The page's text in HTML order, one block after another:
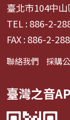
臺北市104中
TEL : 886-2-
FAX : 886-2-
聯絡我們 採購
臺灣之音